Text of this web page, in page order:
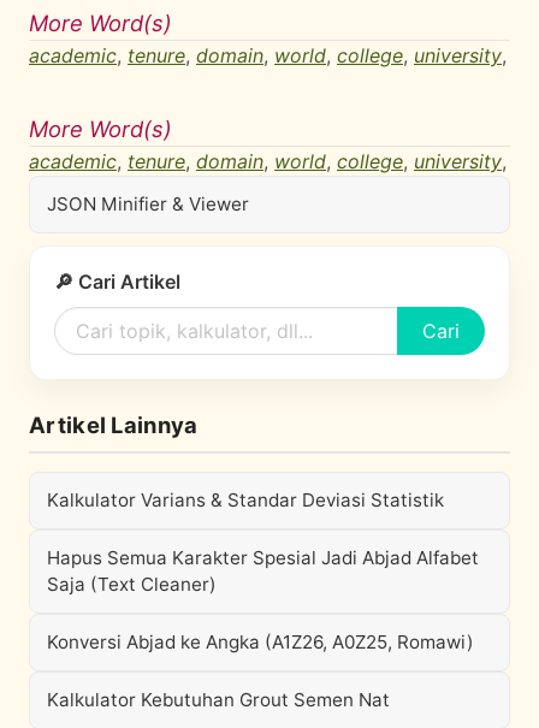
More Word(s)
academic, tenure, domain, world, college, university,
More Word(s)
academic, tenure, domain, world, college, university,
JSON Minifier & Viewer
🔎 Cari Artikel
Cari
Artikel Lainnya
Kalkulator Varians & Standar Deviasi Statistik
Hapus Semua Karakter Spesial Jadi Abjad Alfabet
Saja (Text Cleaner)
Konversi Abjad ke Angka (A1Z26, A0Z25, Romawi)
Kalkulator Kebutuhan Grout Semen Nat